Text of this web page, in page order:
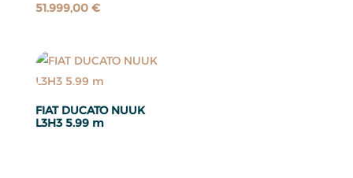
51.999,00 €
FIAT DUCATO NUUK
L3H3 5.99 m